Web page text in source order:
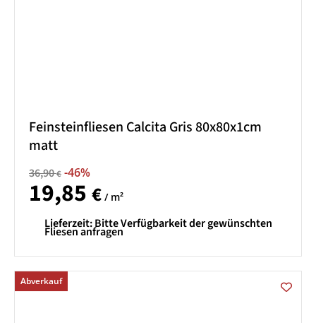
Feinsteinfliesen Calcita Gris 80x80x1cm
matt
36,90€ -46%
19,85 € / m²
Lieferzeit:Bitte Verfügbarkeit der gewünschten
Fliesen anfragen
Abverkauf